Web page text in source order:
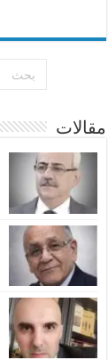
مقالات